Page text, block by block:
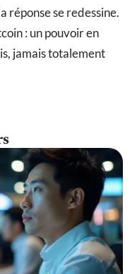
réponse se redessine.
: un pouvoir en
jamais totalement